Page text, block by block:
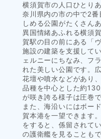
横須賀市の人口ひとり
奈川県内の市の中で2
しめる公園がたくさん
異国情緒あふれる横須
賀駅の目の前にある「
施設の建築を支援して
ェルニーにちなみ、フ
れた美しい公園です。
花壇や噴水などがあり
品種を中心とした約
が咲き誇る様子は圧巻で
また、海沿いにはボー
賀本港を一望できます
をすると、係留されて
の護衛艦を見ることもで